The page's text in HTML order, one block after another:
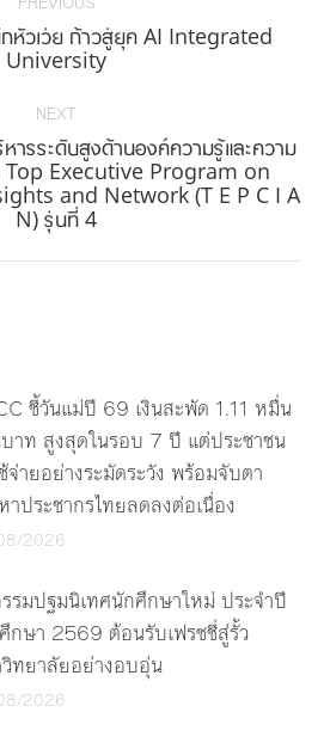
Previous
post:
หัวเว่ย ก้าวสู่ยุค AI Integrated
University
NEXT
Next
post:
รระดับสูงด้านองค์ความรู้และความ
Top Executive Program on
and Network (T E P C I A
N) รุ่นที่ 4
ชี้วันแม่ปี 69 เงินสะพัด 1.11 หมื่น
าท สูงสุดในรอบ 7 ปี แต่ประชาชน
จ่ายอย่างระมัดระวัง พร้อมจับตา
ประชากรไทยลดลงต่อเนื่อง
2026
รมปฐมนิเทศนักศึกษาใหม่ ประจำปี
กษา 2569 ต้อนรับเฟรชชี่สู่รั้ว
ทยาลัยอย่างอบอุ่น
2026